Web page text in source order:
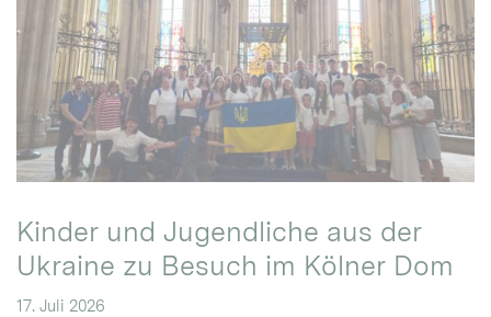
Kinder und Jugendliche aus der
Ukraine zu Besuch im Kölner Dom
17. Juli 2026